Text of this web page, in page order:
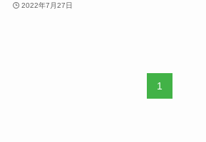
2022年7月27日
1